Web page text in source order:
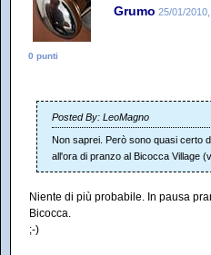
Grumo 25/01/
0 punti
Posted By: LeoMagno
Non saprei. Però sono quasi certo
all'ora di pranzo al Bicocca Village
Niente di più probabile. In pausa
Bicocca.
;-)